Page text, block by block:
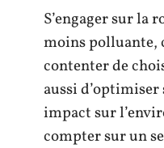
S’engager sur la
moins polluante,
contenter de
aussi
impact sur
compter sur un